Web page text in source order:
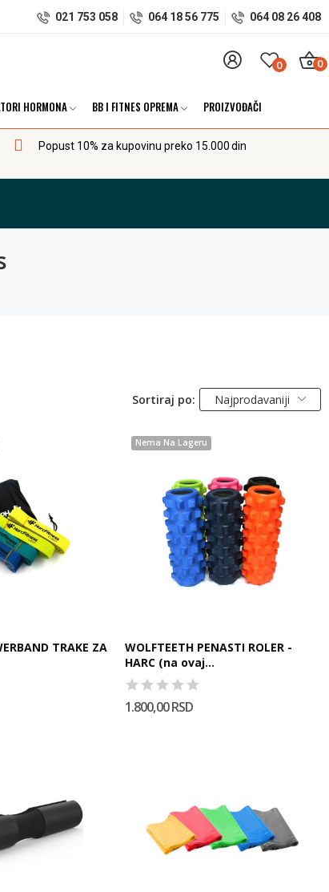
021 753 058 064 18 56 775 064 08 26 408
0 0
HORMONA BB I FITNES OPREMA PROIZVOĐAČI
Popust 10% za kupovinu preko 15.000 din
Sortiraj po: Najprodavaniji
TRAKE ZA
Nema Na Lageru
WOLFTEETH PENASTI ROLER -
HARC (na ovaj...
1.800,00 RSD